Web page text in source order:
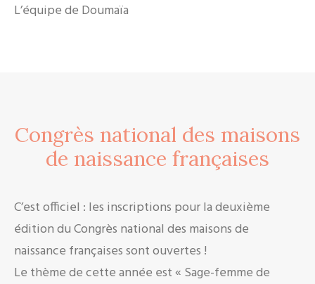
L’équipe de Doumaïa
Congrès national des maisons
de naissance françaises
C’est officiel : les inscriptions pour la deuxième
édition du Congrès national des maisons de
naissance françaises sont ouvertes !
Le thème de cette année est « Sage-femme de